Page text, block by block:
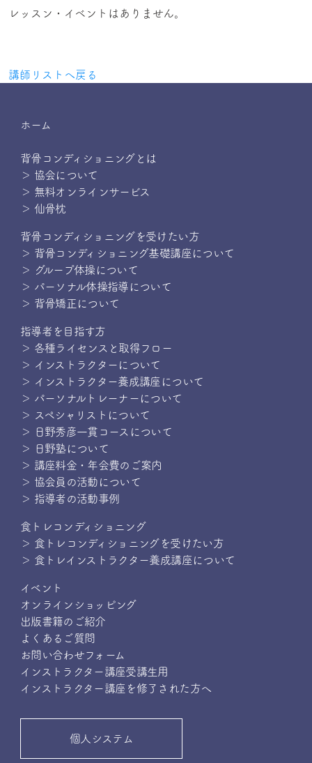
レッスン・イベントはありません。
講師リストへ戻る
ホーム
背骨コンディショニングとは
＞ 協会について
＞ 無料オンラインサービス
＞ 仙骨枕
背骨コンディショニングを受けたい方
＞ 背骨コンディショニング基礎講座について
＞ グループ体操について
＞ パーソナル体操指導について
＞ 背骨矯正について
指導者を目指す方
＞ 各種ライセンスと取得フロー
＞ インストラクターについて
＞ インストラクター養成講座について
＞ パーソナルトレーナーについて
＞ スペシャリストについて
＞ 日野秀彦一貫コースについて
＞ 日野塾について
＞ 講座料金・年会費のご案内
＞ 協会員の活動について
＞ 指導者の活動事例
食トレコンディショニング
＞ 食トレコンディショニングを受けたい方
＞ 食トレインストラクター養成講座について
イベント
オンラインショッピング
出版書籍のご紹介
よくあるご質問
お問い合わせフォーム
インストラクター講座受講生用
インストラクター講座を修了された方へ
個人システム